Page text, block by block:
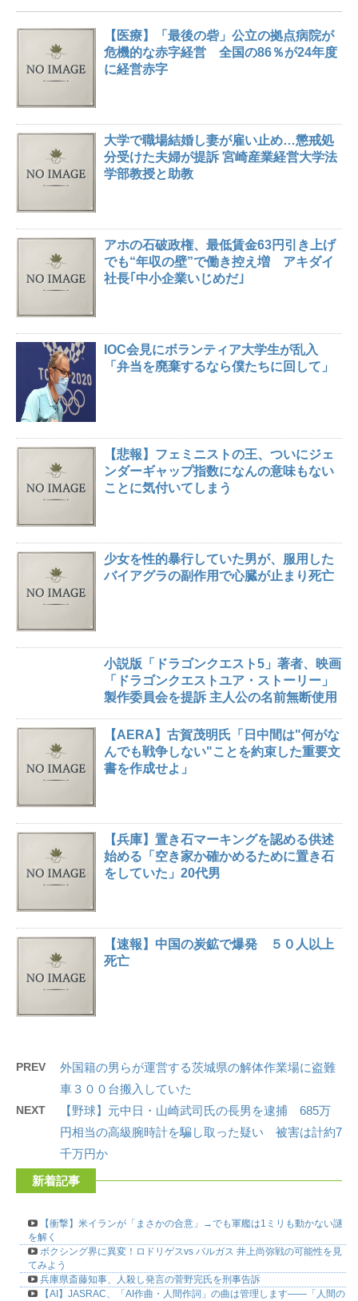
【医療】「最後の砦」公立の拠点病院が
危機的な赤字経営 全国の86％が24年度
に経営赤字
大学で職場結婚し妻が雇い止め…懲戒処
分受けた夫婦が提訴 宮崎産業経営大学法
学部教授と助教
アホの石破政権、最低賃金63円引き上げ
でも“年収の壁”で働き控え増 アキダイ
社長｢中小企業いじめだ｣
IOC会見にボランティア大学生が乱入
「弁当を廃棄するなら僕たちに回して」
【悲報】フェミニストの王、ついにジェ
ンダーギャップ指数になんの意味もない
ことに気付いてしまう
少女を性的暴行していた男が、服用した
バイアグラの副作用で心臓が止まり死亡
小説版「ドラゴンクエスト5」著者、映画
「ドラゴンクエストユア・ストーリー」
製作委員会を提訴 主人公の名前無断使用
【AERA】古賀茂明氏「日中間は"何がな
んでも戦争しない"ことを約束した重要文
書を作成せよ」
【兵庫】置き石マーキングを認める供述
始める「空き家か確かめるために置き石
をしていた」20代男
【速報】中国の炭鉱で爆発 ５０人以上
死亡
PREV
外国籍の男らが運営する茨城県の解体作業場に盗難
車３００台搬入していた
NEXT
【野球】元中日・山崎武司氏の長男を逮捕 685万
円相当の高級腕時計を騙し取った疑い 被害は計約7
千万円か
新着記事
【衝撃】米イランが「まさかの合意」→でも軍艦は1ミリも動かない謎
を解く
ボクシング界に異変！ロドリゲスvs バルガス 井上尚弥戦の可能性を見
てみよう
兵庫県斎藤知事、人殺し発言の菅野完氏を刑事告訴
【AI】JASRAC、「AI作曲・人間作詞」の曲は管理します――「人間の